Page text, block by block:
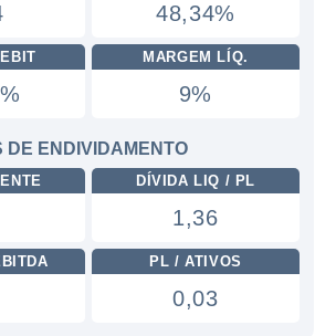
48,34%
MARGEM LÍQ.
9%
DE ENDIVIDAMENTO
DÍVIDA LIQ / PL
1,36
PL / ATIVOS
0,03